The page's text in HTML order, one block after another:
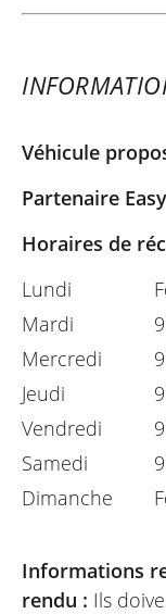
Véhicule
Partenaire
Horaires de
Lundi
Mardi
Mercredi
Jeudi
Vendredi
Samedi
Dimanche
Informations
rendu : Ils